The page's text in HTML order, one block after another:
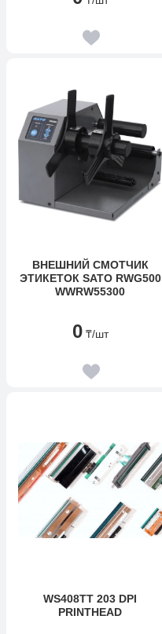
ВНЕШНИЙ СМОТЧИК
ЭТИКЕТОК SATO RWG500
WWRW55300
0 ₸/шт
WS408TT 203 DPI
PRINTHEAD